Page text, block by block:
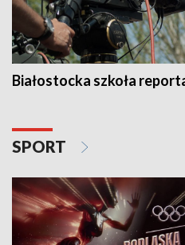
Białostocka szkoła
SPORT